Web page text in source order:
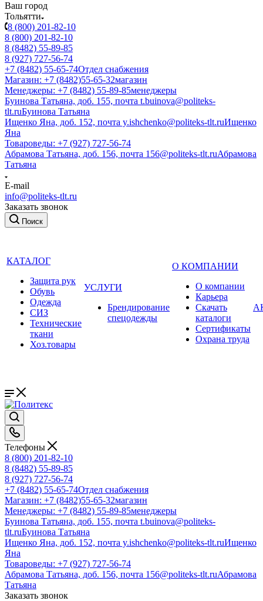
Ваш город
Тольятти
8 (800) 201-82-10
8 (800) 201-82-10
8 (8482) 55-89-85
8 (927) 727-56-74
+7 (8482) 55-65-74Отдел снабжения
Магазин: +7 (8482)55-65-32магазин
Менеджеры: +7 (8482) 55-89-85менеджеры
Буинова Татьяна, доб. 155, почта t.buinova@politeks-
tlt.ruБуинова Татьяна
Ищенко Яна, доб. 152, почта y.ishchenko@politeks-tlt.ruИщенко
Яна
Товароведы: +7 (927) 727-56-74
Абрамова Татьяна, доб. 156, почта 156@politeks-tlt.ruАбрамова
Татьяна
E-mail
info@politeks-tlt.ru
Заказать звонок
Поиск
КАТАЛОГ
Защита рук
Обувь
Одежда
СИЗ
Технические
ткани
Хоз.товары
УСЛУГИ
Брендирование
спецодежды
О КОМПАНИИ
О компании
Карьера
Cкачать
каталоги
Сертификаты
Охрана труда
Телефоны
8 (800) 201-82-10
8 (8482) 55-89-85
8 (927) 727-56-74
+7 (8482) 55-65-74Отдел снабжения
Магазин: +7 (8482)55-65-32магазин
Менеджеры: +7 (8482) 55-89-85менеджеры
Буинова Татьяна, доб. 155, почта t.buinova@politeks-
tlt.ruБуинова Татьяна
Ищенко Яна, доб. 152, почта y.ishchenko@politeks-tlt.ruИщенко
Яна
Товароведы: +7 (927) 727-56-74
Абрамова Татьяна, доб. 156, почта 156@politeks-tlt.ruАбрамова
Татьяна
Заказать звонок